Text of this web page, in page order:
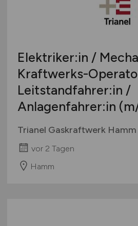
Studentenjobs / Werkstudenten
Mecklenburg-Vorpommern
Niedersachsen
Nordrhein-Westfalen
Rheinland-Pfalz
Sachsen
Sachsen-Anhalt
Schleswig-Holstein
Elektriker:in /
Kraftwerks-
Leitstandfahrer:in /
Anlagenfahrer:in
Trianel Gaskraftwerk Hamm
vor 2 Tagen
Hamm